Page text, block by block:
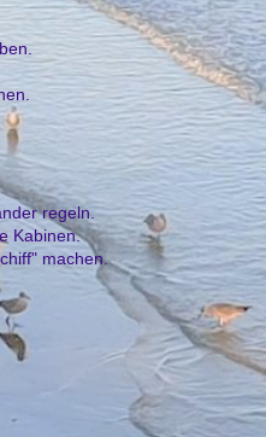
regeln.
Kabinen.
machen.